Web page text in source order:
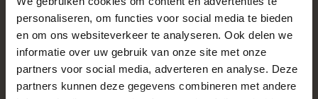
personaliseren, om functies voor social media te bieden
en om ons websiteverkeer te analyseren. Ook delen we
informatie over uw gebruik van onze site met onze
partners voor social media, adverteren en analyse. Deze
partners kunnen deze gegevens combineren met andere
hoogte zijn?
Aanmelden nieuwsbrief